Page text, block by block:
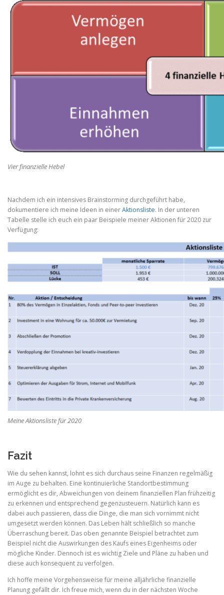
Vier finanzielle Hebel
Nachdem ich ein intensives Brainstorming durchgeführt habe,
dokumentiere ich meine Ideen in einerAktionsliste. In der unteren
Tabelle stelle ich euch ein paar Beispiele meiner Aktionen für 2020 zur
Verfügung:
Meine Aktionsliste für 2020
Fazit
Wie du sehen kannst, lohnt es sich durchaus seine Finanzen regelmäßig
im Auge zu behalten. Eine kontinuierliche Standortbestimmung
ermöglicht es dir, Abweichungen von deinem finanziellen Plan frühzeitig
zu erkennen und entsprechend gegenzusteuern. Natürlich kann es
dabei auch passieren, dass die Dinge, die man sich vornimmt nicht
umgesetzt werden können. Das Leben hält schließlich so manche
Überraschung bereit. Das oben genannte Beispiel betrachtet zum
Beispiel nicht die Auswirkungen des Kaufs eines Eigenheims oder
mögliche Kinder. Dennoch ist es wichtig Ziele und Pläne zu haben und
diese auch konsequent zu verfolgen.
Ich hoffe meine Vorgehensweise für meine alljährliche finanzielle
Planung gefällt dir. Ich freue mich, wenn du in der nächsten Woche